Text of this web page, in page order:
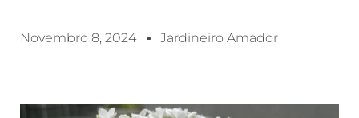
Novembro 8, 2024 Jardineiro Amador